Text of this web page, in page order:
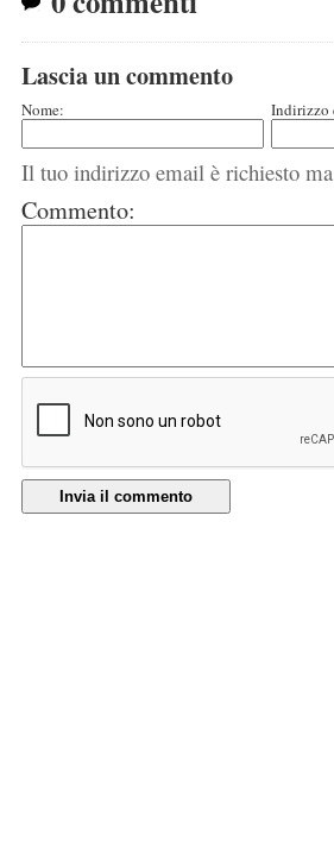
Lascia un commento
Nome: Indirizzo
Il tuo indirizzo email è richiesto ma
Commento:
Invia il commento